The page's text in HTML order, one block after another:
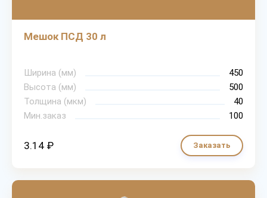
Мешок ПСД 30 л
Ширина (мм)
450
Высота (мм)
500
Толщина (мкм)
40
Мин.заказ
100
3.14 ₽ Заказать